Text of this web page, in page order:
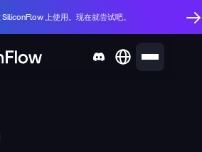
上使用。现在就尝试吧。